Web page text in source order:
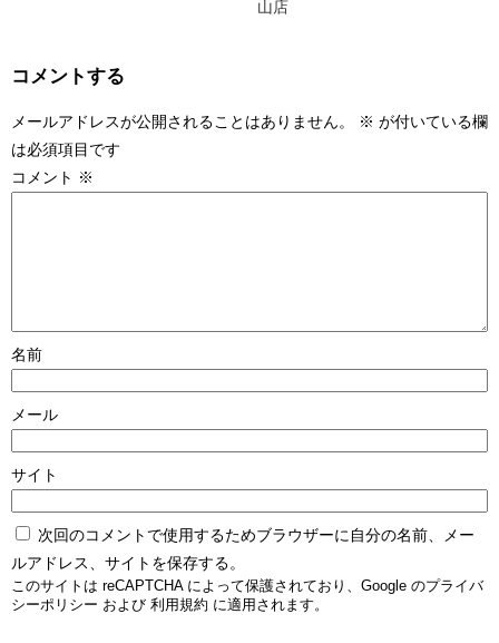
山店
コメントする
メールアドレスが公開されることはありません。 ※ が付いている欄
は必須項目です
コメント ※
名前
メール
サイト
次回のコメントで使用するためブラウザーに自分の名前、メー
ルアドレス、サイトを保存する。
このサイトは reCAPTCHA によって保護されており、Google のプライバ
シーポリシー および 利用規約 に適用されます。